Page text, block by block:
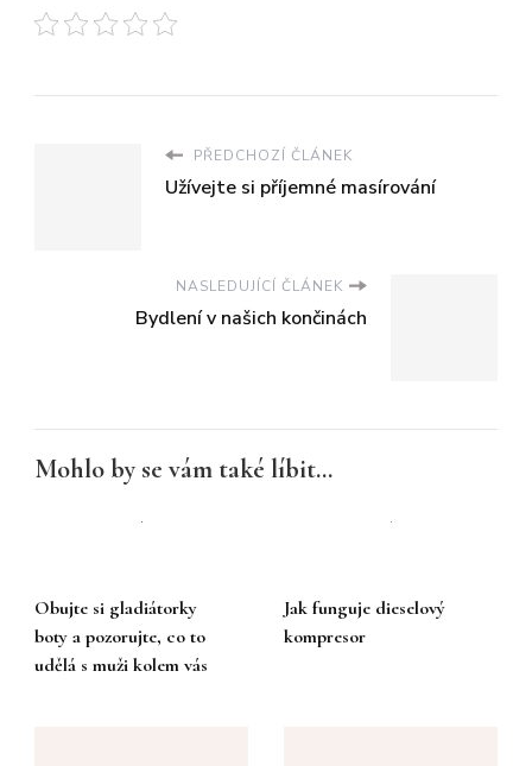
PŘEDCHOZÍ ČLÁNEK
Užívejte si příjemné masírování
NASLEDUJÍCÍ ČLÁNEK
Bydlení v našich končinách
Mohlo by se vám také líbit...
Obujte si gladiátorky
boty a pozorujte, co to
udělá s muži kolem vás
Jak funguje dieselový
kompresor